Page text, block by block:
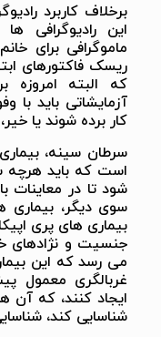
برخلاف کاربرد
این رادیوگرافی
ماموگرافی برای
ریسک فاکتورهای
که البته
آزمایشاتی باید با
کار برده شوند یا
سرطان سینه،
است که باید هرچه
شود تا در معاینات
سوی دیگر، بیماری
بیماری های پری
جنسیت و نژادهای
می رسد که این
غربالگری معمول
ایجاد کنند، که آن
شناسایی کند،